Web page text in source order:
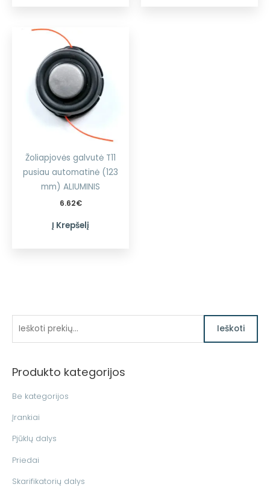
k
i
Ieškoti
Produkto kategorijos
Be kategorijos
Įrankiai
Pjūklų dalys
Priedai
Skarifikatorių dalys
Žoliapjovės galvutė T11
pusiau automatinė (123
mm) ALIUMINIS
6.62€
Į Krepšelį